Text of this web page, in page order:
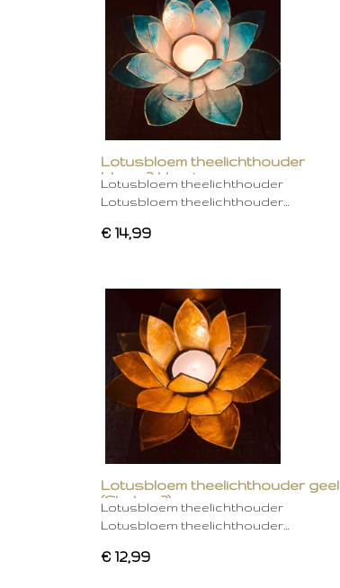
Lotusbloem theelichthouder
blauw 2 kleurig
Lotusbloem theelichthouder
Lotusbloem theelichthouder…
€ 14,99
Lotusbloem theelichthouder geel
(Chakra 3)
Lotusbloem theelichthouder
Lotusbloem theelichthouder…
€ 12,99